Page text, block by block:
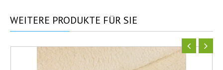
WEITERE PRODUKTE FÜR SIE